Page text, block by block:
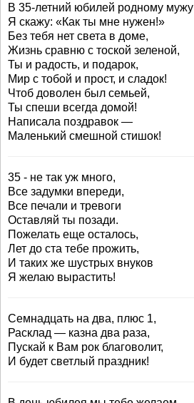
В 35-летний юбилей родному мужу
Я скажу: «Как ты мне нужен!»
Без тебя нет света в доме,
Жизнь сравню с тоской зеленой,
Ты и радость, и подарок,
Мир с тобой и прост, и сладок!
Чтоб доволен был семьей,
Ты спеши всегда домой!
Написала поздравок —
Маленький смешной стишок!
35 - не так уж много,
Все задумки впереди,
Все печали и тревоги
Оставляй ты позади.
Пожелать еще осталось,
Лет до ста тебе прожить,
И таких же шустрых внуков
Я желаю вырастить!
Семнадцать на два, плюс 1,
Расклад — казна два раза,
Пускай к Вам рок благоволит,
И будет светлый праздник!